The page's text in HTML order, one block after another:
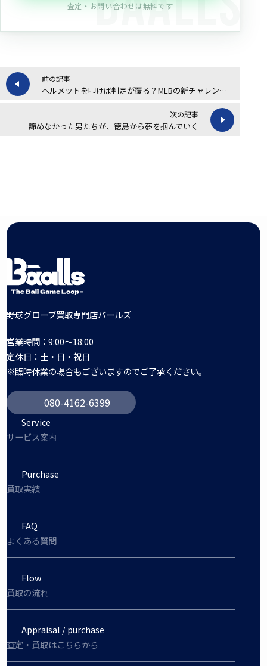
査定・お問い合わせは無料です
前の記事
ヘルメットを叩けば判定が覆る？MLBの新チャレンジ制度を整理する
次の記事
諦めなかった男たちが、徳島から夢を掴んでいく
野球グローブ買取専門店バールズ
営業時間：9:00～18:00
定休日：土・日・祝日
※臨時休業の場合もございますのでご了承ください。
080-4162-6399
Service
サービス案内
Purchase
買取実績
FAQ
よくある質問
Flow
買取の流れ
Appraisal / purchase
査定・買取はこちらから